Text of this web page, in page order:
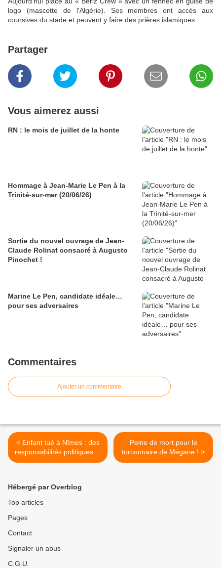
logo (mascotte de l'Algérie). Ses membres ont accès aux
coursives du stade et peuvent y faire des prières islamiques.
Partager
Vous aimerez aussi
RN : le mois de juillet de la honte
Hommage à Jean-Marie Le Pen à la
Trinité-sur-mer (20/06/26)
Sortie du nouvel ouvrage de Jean-
Claude Rolinat consacré à Augusto
Pinochet !
Marine Le Pen, candidate idéale…
pour ses adversaires
Commentaires
Ajouter un commentaire
< Enfant tué à Nîmes : des
responsabilités politiques et
judiciaires évidentes
Peine de mort pour le
tortionnaire de Mégane ! >
Hébergé par Overblog
Top articles
Pages
Contact
Signaler un abus
C.G.U.